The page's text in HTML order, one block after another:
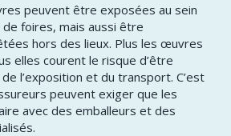
peuvent être exposées au sein
foires, mais aussi être
hors des lieux. Plus les œuvres
elles courent le risque d’être
l’exposition et du transport. C’est
peuvent exiger que les
avec des emballeurs et des